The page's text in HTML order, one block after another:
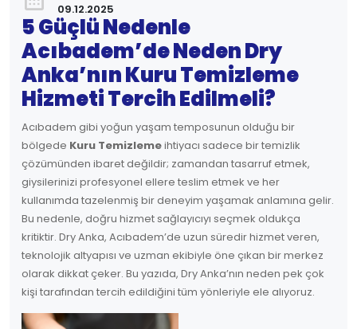
09.12.2025
5 Güçlü Nedenle
Acıbadem’de Neden Dry
Anka’nın Kuru Temizleme
Hizmeti Tercih Edilmeli?
Acıbadem gibi yoğun yaşam temposunun olduğu bir
bölgede Kuru Temizlemeihtiyacı sadece bir temizlik
çözümünden ibaret değildir; zamandan tasarruf etmek,
giysilerinizi profesyonel ellere teslim etmek ve her
kullanımda tazelenmiş bir deneyim yaşamak anlamına gelir.
Bu nedenle, doğru hizmet sağlayıcıyı seçmek oldukça
kritiktir. Dry Anka, Acıbadem’de uzun süredir hizmet veren,
teknolojik altyapısı ve uzman ekibiyle öne çıkan bir merkez
olarak dikkat çeker. Bu yazıda, Dry Anka’nın neden pek çok
kişi tarafından tercih edildiğini tüm yönleriyle ele alıyoruz.